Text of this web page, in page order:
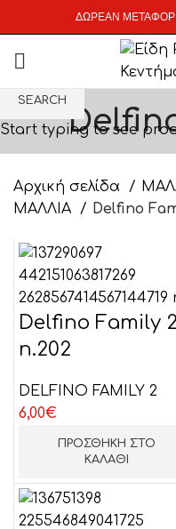
ΔΩΡΕΑΝ
Αρχική σελίδα
ΜΑΛΛΙΑ
Delfino
Delfino Family 2
n.202
DELFINO FAMILY 2
6,00€
ΠΡΟΣΘΉΚΗ ΣΤΟ
ΚΑΛΆΘΙ
SEARCH
Start typing to see